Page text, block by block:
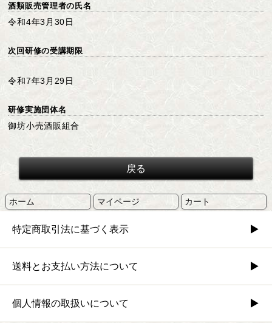
酒類販売管理者の氏名
令和4年3月30日
次回研修の受講期限
令和7年3月29日
研修実施団体名
御坊小売酒販組合
ホーム マイページ カート
特定商取引法に基づく表示
送料とお支払い方法について
個人情報の取扱いについて